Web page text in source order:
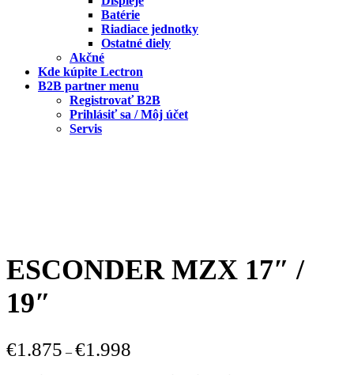
Batérie
Riadiace jednotky
Ostatné diely
Akčné
Kde kúpite Lectron
B2B partner menu
Registrovať B2B
Prihlásiť sa / Môj účet
Servis
ESCONDER MZX 17″ /
19″
€1.875 – €1.998